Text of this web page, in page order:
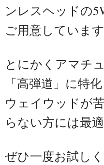
ンレスヘッドの
ご用意していま
とにかくアマチ
「高弾道」に特
ウェイウッドが
らない方には最
ぜひ一度お試し